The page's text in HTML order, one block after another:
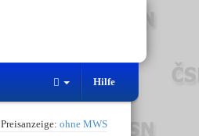
Hilfe
Preisanzeige: ohne MWS